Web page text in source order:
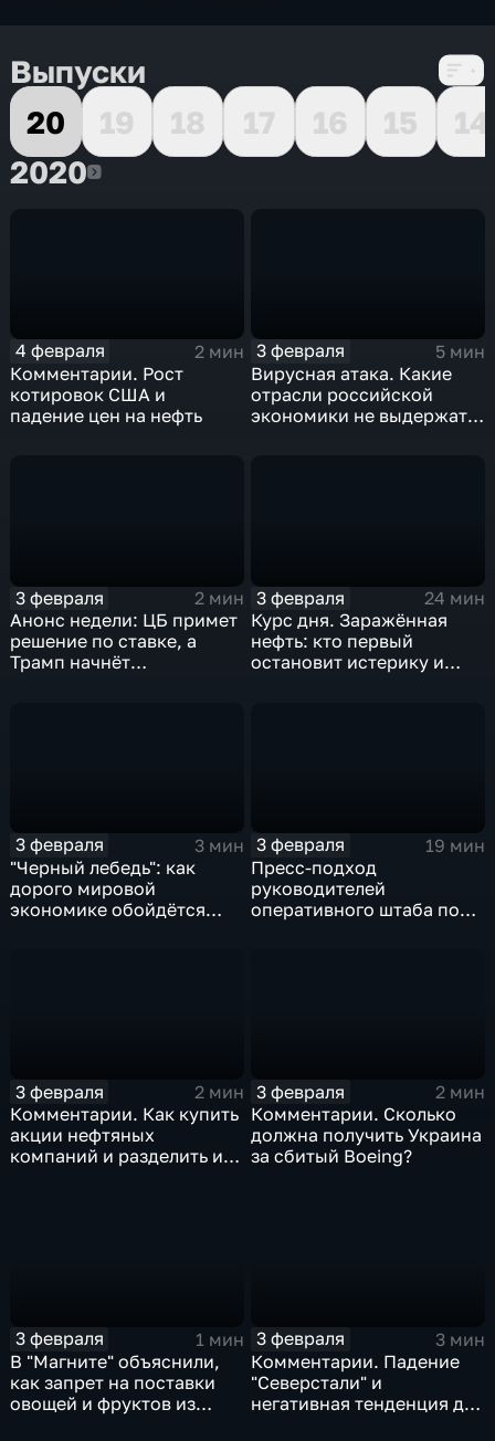
Выпуски
20
19 18 17 16 15
14
20202020
4 февраля
2 мин
Комментарии. Рост
котировок США и
падение цен на нефть
3 февраля
5 мин
Вирусная атака. Какие
отрасли российской
экономики не выдержат
3 февраля
2 мин
Анонс недели: ЦБ примет
решение по ставке, а
Трамп начнёт
3 февраля
24 мин
Курс дня. Заражённая
нефть: кто первый
остановит истерику и
3 февраля
3 мин
"Черный лебедь": как
дорого мировой
экономике обойдётся
3 февраля
19 мин
Пресс-подход
руководителей
оперативного штаба по
3 февраля
2 мин
Комментарии. Как купить
акции нефтяных
компаний и разделить их
3 февраля
2 мин
Комментарии. Сколько
должна получить Украина
за сбитый Boeing?
3 февраля
1 мин
В "Магните" объяснили,
как запрет на поставки
овощей и фруктов из
3 февраля
3 мин
Комментарии. Падение
"Северстали" и
негативная тенденция для